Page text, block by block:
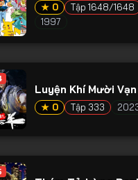
★ 0
Tập 1648/1648
1997
Luyện Khí Mười
★ 0 Tập 333